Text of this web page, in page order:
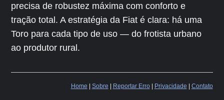
precisa de robustez máxima com conforto e
tração total. A estratégia da Fiat é clara: há uma
Toro para cada tipo de uso — do frotista urbano
ao produtor rural.
Home | Sobre | Reportar Erro| Privacidade | Contato